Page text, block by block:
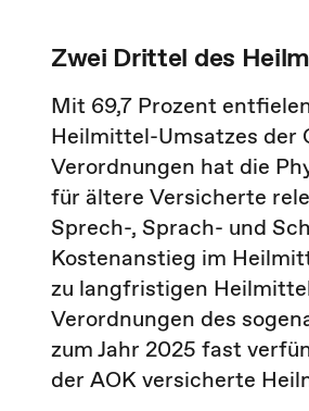
Zwei Drittel des
Mit 69,7 Prozent
Heilmittel-Umsatzes der
Verordnungen hat die
für ältere Versicherte
Sprech-, Sprach- und
Kostenanstieg im
zu langfristigen
Verordnungen des
zum Jahr 2025 fast
der AOK versicherte